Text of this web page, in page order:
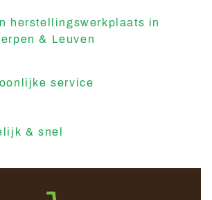
herstellingswerkplaats in
& Leuven
service
& snel